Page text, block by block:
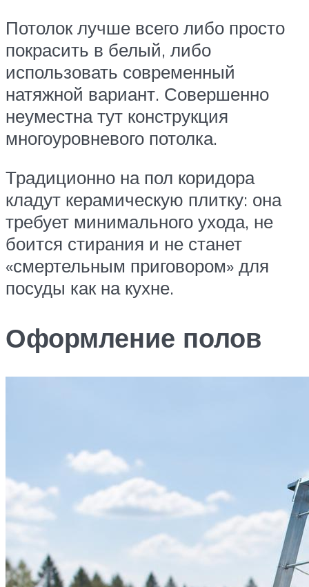
Потолок лучше всего либо просто
покрасить в белый, либо
использовать современный
натяжной вариант. Совершенно
неуместна тут конструкция
многоуровневого потолка.
Традиционно на пол коридора
кладут керамическую плитку: она
требует минимального ухода, не
боится стирания и не станет
«смертельным приговором» для
посуды как на кухне.
Оформление полов